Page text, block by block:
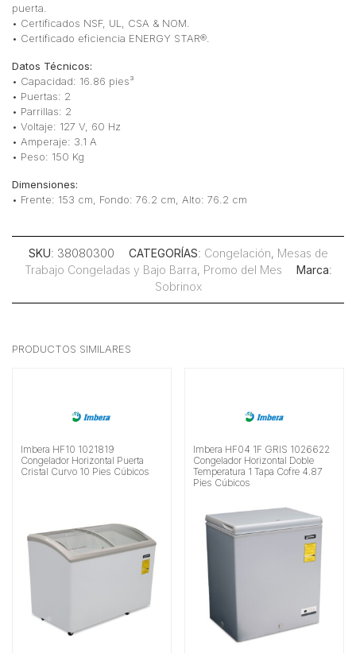
puerta.
• Certificados NSF, UL, CSA & NOM.
• Certificado eficiencia ENERGY STAR®.
Datos Técnicos:
• Capacidad: 16.86 pies³
• Puertas: 2
• Parrillas: 2
• Voltaje: 127 V, 60 Hz
• Amperaje: 3.1 A
• Peso: 150 Kg
Dimensiones:
• Frente: 153 cm, Fondo: 76.2 cm, Alto: 76.2 cm
SKU: 38080300 CATEGORÍAS: Congelación, Mesas de
Trabajo Congeladas y Bajo Barra, Promo del Mes Marca:
Sobrinox
PRODUCTOS SIMILARES
Imbera HF10 1021819
Congelador Horizontal Puerta
Cristal Curvo 10 Pies Cúbicos
Imbera HF04 1F GRIS 1026622
Congelador Horizontal Doble
Temperatura 1 Tapa Cofre 4.87
Pies Cúbicos